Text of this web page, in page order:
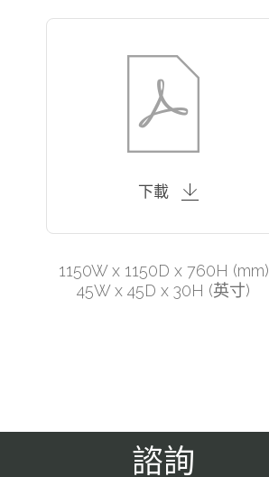
下載
1150W x 1150D x 760H (mm)
45W x 45D x 30H (英寸)
諮詢